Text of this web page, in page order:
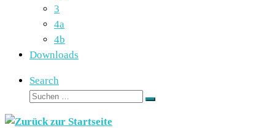
3
4a
4b
Downloads
Search
Suche
Suchen …